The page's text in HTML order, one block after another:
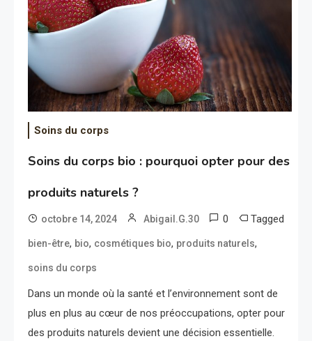
Soins du corps
Soins du corps bio : pourquoi opter pour des
produits naturels ?
octobre 14, 2024 Abigail.G.30 0 Tagged
bien-être, bio, cosmétiques bio, produits naturels,
soins du corps
Dans un monde où la santé et l’environnement sont de
plus en plus au cœur de nos préoccupations, opter pour
des produits naturels devient une décision essentielle.